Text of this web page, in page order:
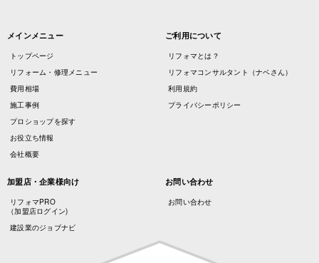
メインメニュー
トップページ
リフォーム・修理メニュー
費用相場
施工事例
プロショップを探す
お役立ち情報
会社概要
ご利用について
リフォマとは？
リフォマコンサルタント（ナベさん）
利用規約
プライバシーポリシー
加盟店・企業様向け
リフォマPRO
（加盟店ログイン)
建設業のジョブナビ
お問い合わせ
お問い合わせ